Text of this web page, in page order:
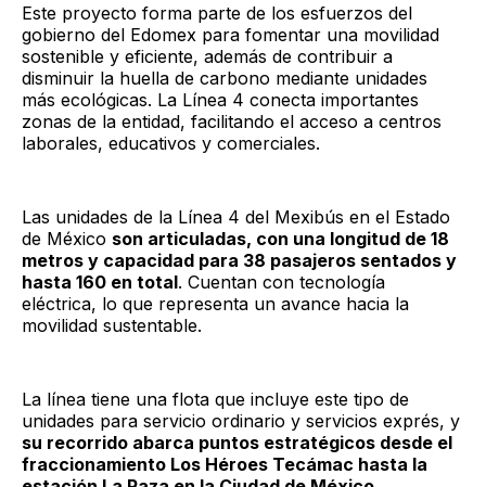
Este proyecto forma parte de los esfuerzos del
gobierno del Edomex para fomentar una movilidad
sostenible y eficiente, además de contribuir a
disminuir la huella de carbono mediante unidades
más ecológicas. La Línea 4 conecta importantes
zonas de la entidad, facilitando el acceso a centros
laborales, educativos y comerciales.
Las unidades de la Línea 4 del Mexibús en el Estado
de México son articuladas, con una longitud de 18
metros y capacidad para 38 pasajeros sentados y
hasta 160 en total. Cuentan con tecnología
eléctrica, lo que representa un avance hacia la
movilidad sustentable.
La línea tiene una flota que incluye este tipo de
unidades para servicio ordinario y servicios exprés, y
su recorrido abarca puntos estratégicos desde el
fraccionamiento Los Héroes Tecámac hasta la